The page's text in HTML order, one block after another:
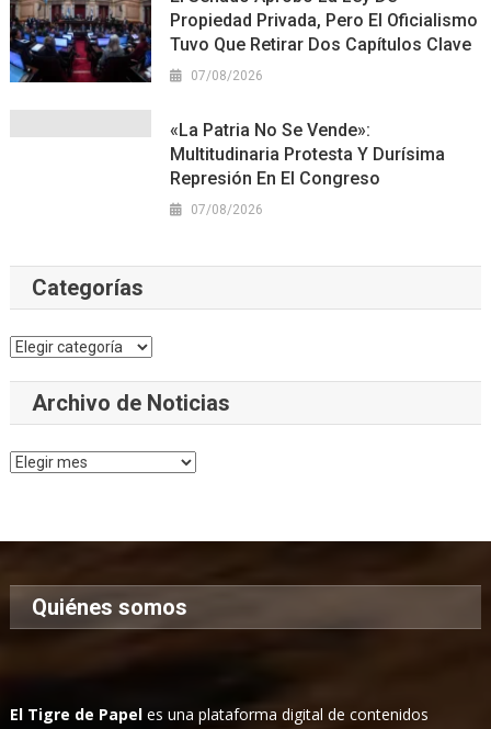
Propiedad Privada, Pero El Oficialismo
Tuvo Que Retirar Dos Capítulos Clave
07/08/2026
«La Patria No Se Vende»:
Multitudinaria Protesta Y Durísima
Represión En El Congreso
07/08/2026
Categorías
Categorías
Archivo de Noticias
Archivo
Quiénes somos
El Tigre de Papel es una plataforma digital de contenidos